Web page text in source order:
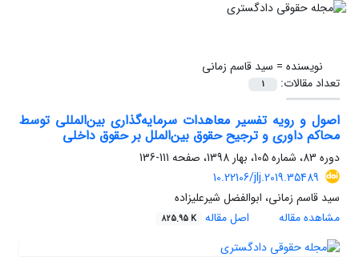
نویسنده = سید قاسم زمانی
تعداد مقالات:
1
اصول و رویه تفسیر معاهدات سرمایه‌گذاری بین‌المللی توسط
محاکم داوری و ترجیح حقوق بین‌الملل بر حقوق داخلی
دوره 83، شماره 105، بهار 1398، صفحه
111-136
10.22106/jlj.2019.35489
سید قاسم زمانی، ابوالفضل شیرعلیزاده
مشاهده مقاله
اصل مقاله 825.95 K